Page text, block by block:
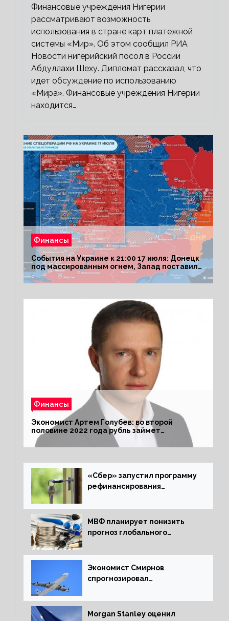
Финансовые учреждения Нигерии
рассматривают возможность
использования в стране карт платежной
системы «Мир». Об этом сообщил РИА
Новости нигерийский посол в России
Абдуллахи Шеху. Дипломат рассказал, что
идет обсуждение по использованию
«Мира». Финансовые учреждения Нигерии
находится…
Финансы
События на Украине к 21:00 17 июля: Донецк
под массированным огнем, Запад поставил
Киеву ультиматум
Финансы
Экономист Артем Голубев: во второй
половине 2022 года рубль займет
комфортный курс
«Сбер» запустил программу
рефинансирования
МВФ планирует понизить
прогноз глобального
следующем отчете
Экономист Смирнов
спрогнозировал
России
Morgan Stanley оценил